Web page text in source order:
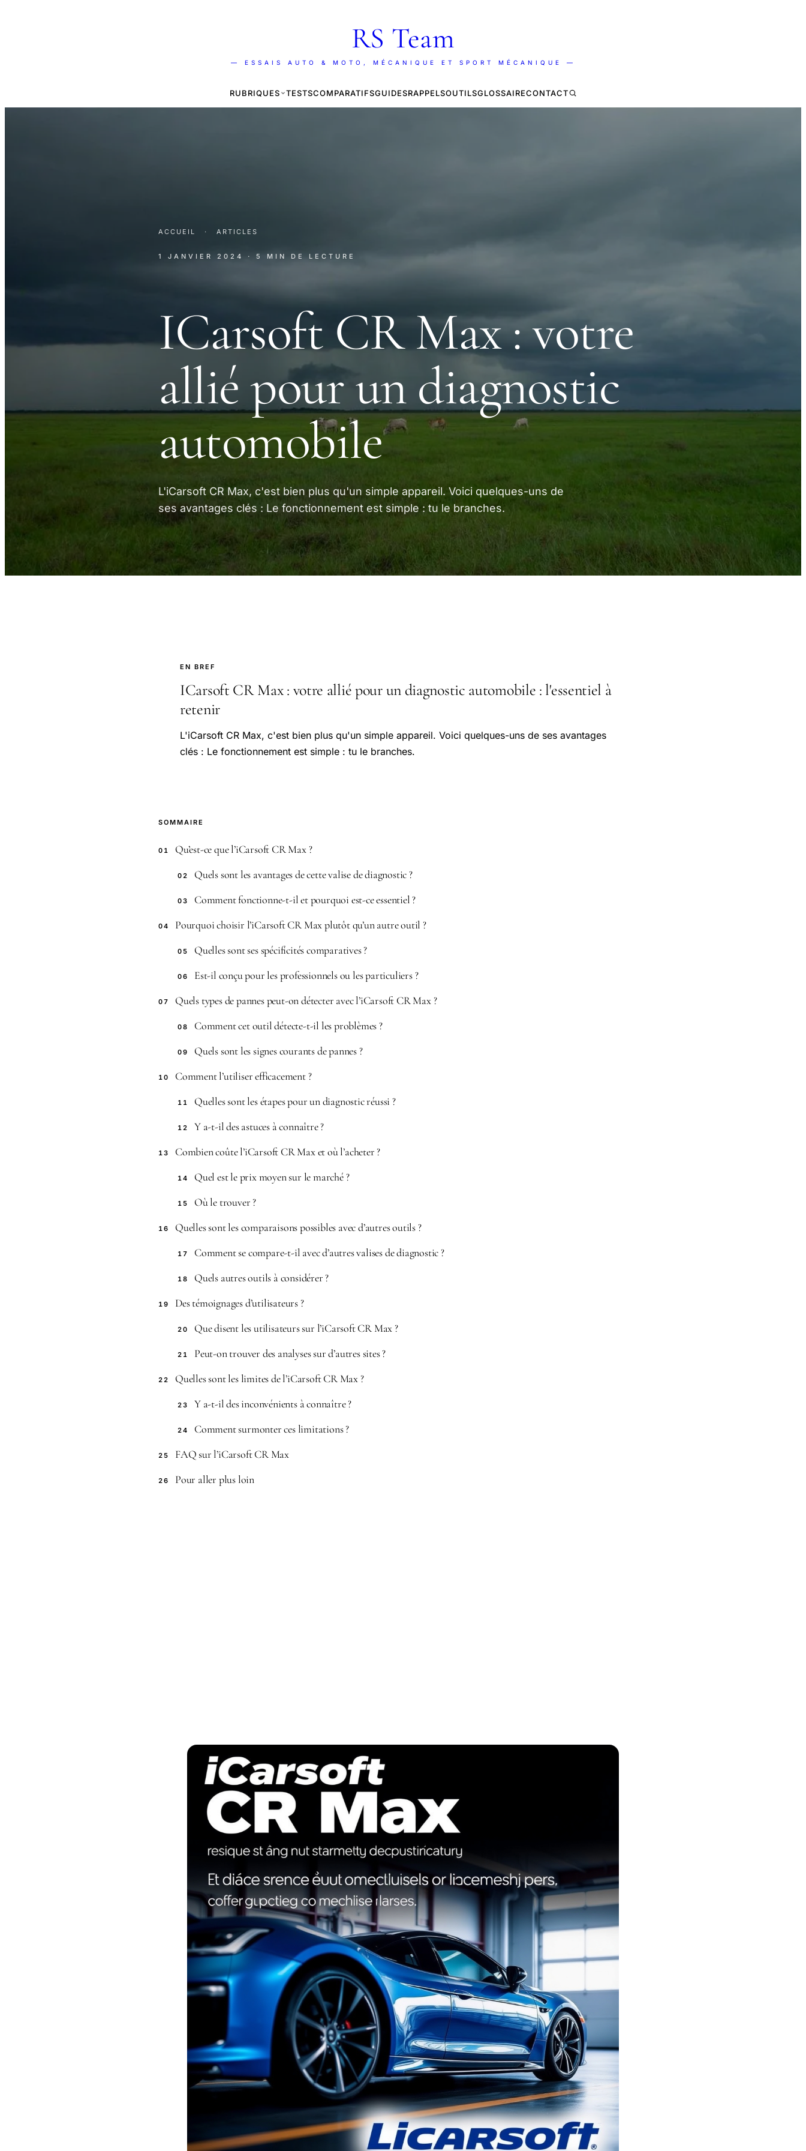
RS Team
— ESSAIS AUTO & MOTO, MÉCANIQUE ET SPORT MÉCANIQUE —
RUBRIQUES TESTSCOMPARATIFSGUIDESRAPPELSOUTILSGLOSSAIRECONTACT
ACCUEIL · ARTICLES
1 JANVIER 2024 · 5 MIN DE LECTURE
ICarsoft CR Max : votre
allié pour un diagnostic
automobile
L'iCarsoft CR Max, c'est bien plus qu'un simple appareil. Voici quelques-uns de
ses avantages clés : Le fonctionnement est simple : tu le branches.
EN BREF
ICarsoft CR Max : votre allié pour un diagnostic automobile : l'essentiel à
retenir
L'iCarsoft CR Max, c'est bien plus qu'un simple appareil. Voici quelques-uns de ses avantages
clés : Le fonctionnement est simple : tu le branches.
SOMMAIRE
01 Qu’est-ce que l’iCarsoft CR Max ?
02 Quels sont les avantages de cette valise de diagnostic ?
03 Comment fonctionne-t-il et pourquoi est-ce essentiel ?
04 Pourquoi choisir l’iCarsoft CR Max plutôt qu’un autre outil ?
05 Quelles sont ses spécificités comparatives ?
06 Est-il conçu pour les professionnels ou les particuliers ?
07 Quels types de pannes peut-on détecter avec l’iCarsoft CR Max ?
08 Comment cet outil détecte-t-il les problèmes ?
09 Quels sont les signes courants de pannes ?
10 Comment l’utiliser efficacement ?
11 Quelles sont les étapes pour un diagnostic réussi ?
12 Y a-t-il des astuces à connaître ?
13 Combien coûte l’iCarsoft CR Max et où l’acheter ?
14 Quel est le prix moyen sur le marché ?
15 Où le trouver ?
16 Quelles sont les comparaisons possibles avec d’autres outils ?
17 Comment se compare-t-il avec d’autres valises de diagnostic ?
18 Quels autres outils à considérer ?
19 Des témoignages d’utilisateurs ?
20 Que disent les utilisateurs sur l’iCarsoft CR Max ?
21 Peut-on trouver des analyses sur d’autres sites ?
22 Quelles sont les limites de l’iCarsoft CR Max ?
23 Y a-t-il des inconvénients à connaître ?
24 Comment surmonter ces limitations ?
25 FAQ sur l’iCarsoft CR Max
26 Pour aller plus loin